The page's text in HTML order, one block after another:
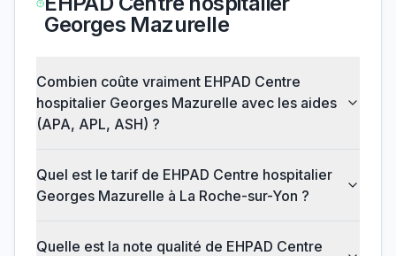
Georges Mazurelle
Combien coûte vraiment EHPAD Centre
hospitalier Georges Mazurelle avec les aides
(APA, APL, ASH) ?
Quel est le tarif de EHPAD Centre hospitalier
Georges Mazurelle à La Roche-sur-Yon ?
Quelle est la note qualité de EHPAD Centre